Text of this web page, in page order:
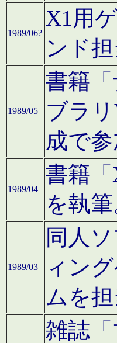
1989/06?
X1用
ンド
1989/05
書籍
ブラ
成で参
1989/04
書籍
を執筆
1989/03
同人
ィン
ムを担
雑誌